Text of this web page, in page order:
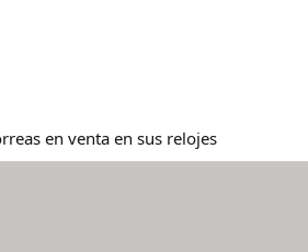
en venta en sus relojes